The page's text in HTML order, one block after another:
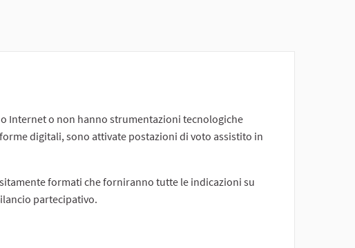
Internet o non hanno strumentazioni tecnologiche
digitali, sono attivate postazioni di voto assistito in
formati che forniranno tutte le indicazioni su
partecipativo.